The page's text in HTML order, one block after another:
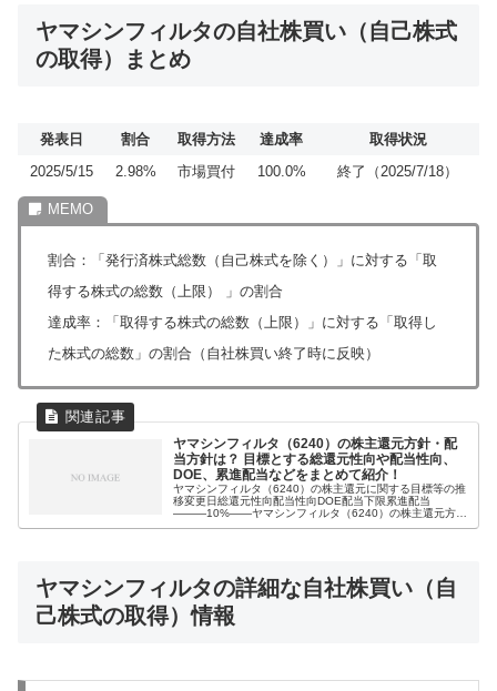
ヤマシンフィルタの自社株買い（自己株式
の取得）まとめ
発表日 割合 取得方法 達成率
取得状況
2025/5/15
2.98% 市場買付 100.0% 終了（2025/7/18）
割合：「発行済株式総数（自己株式を除く）」に対する「取
得する株式の総数（上限） 」の割合
達成率：「取得する株式の総数（上限）」に対する「取得し
た株式の総数」の割合（自社株買い終了時に反映）
ヤマシンフィルタ（6240）の株主還元方針・配
当方針は？ 目標とする総還元性向や配当性向、
DOE、累進配当などをまとめて紹介！
ヤマシンフィルタ（6240）の株主還元に関する目標等の推
移変更日総還元性向配当性向DOE配当下限累進配当
―――10%――ヤマシンフィルタ（6240）の株主還元方
ヤマシンフィルタの詳細な自社株買い（自
己株式の取得）情報